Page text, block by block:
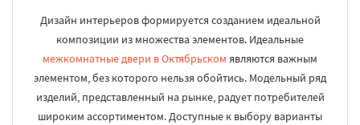
Дизайн интерьеров формируется созданием идеальной
композиции из множества элементов. Идеальные
межкомнатные двери в Октябрьском являются важным
элементом, без которого нельзя обойтись. Модельный ряд
изделий, представленный на рынке, радует потребителей
широким ассортиментом. Доступные к выбору варианты